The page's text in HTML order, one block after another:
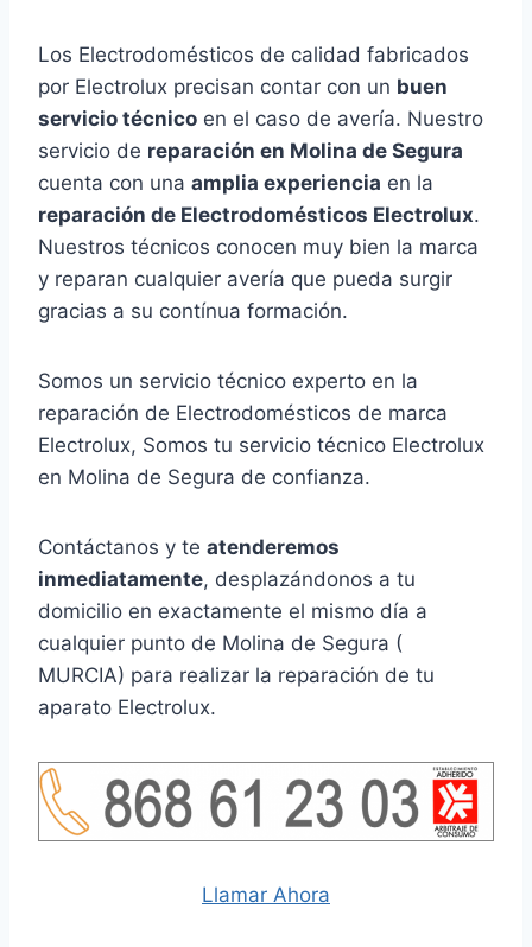
Los Electrodomésticos de calidad fabricados
por Electrolux precisan contar con un buen
servicio técnico en el caso de avería. Nuestro
servicio de reparación en Molina de Segura
cuenta con una amplia experiencia en la
reparación de Electrodomésticos Electrolux.
Nuestros técnicos conocen muy bien la marca
y reparan cualquier avería que pueda surgir
gracias a su contínua formación.
Somos un servicio técnico experto en la
reparación de Electrodomésticos de marca
Electrolux, Somos tu servicio técnico Electrolux
en Molina de Segura de confianza.
Contáctanos y te atenderemos
inmediatamente, desplazándonos a tu
domicilio en exactamente el mismo día a
cualquier punto de Molina de Segura (
MURCIA) para realizar la reparación de tu
aparato Electrolux.
Llamar Ahora